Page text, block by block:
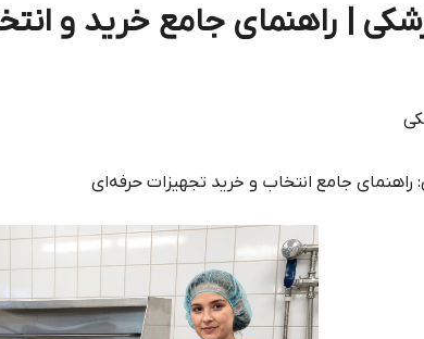
| راهنمای جامع خرید و
راهنمای جامع انتخاب و خرید تجهیزات حرفه‌ای